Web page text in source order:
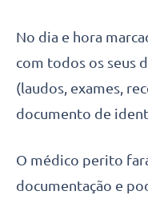
No dia e hora
com todos os seus
(laudos, exames,
documento de
O médico perito
documentação e